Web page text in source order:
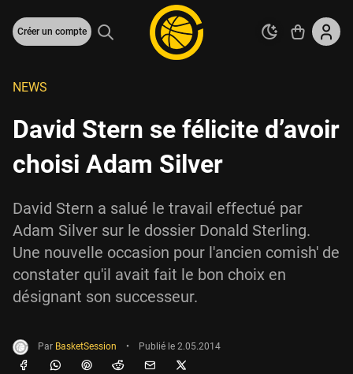
Créer un compte
NEWS
David Stern se félicite d’avoir
choisi Adam Silver
David Stern a salué le travail effectué par
Adam Silver sur le dossier Donald Sterling.
Une nouvelle occasion pour l'ancien comish' de
constater qu'il avait fait le bon choix en
désignant son successeur.
Par BasketSession • Publié le 2.05.2014